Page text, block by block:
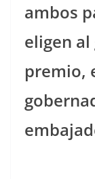
ambos
eligen
premio,